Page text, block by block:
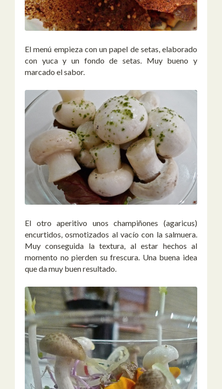
El menú empieza con un papel de setas, elaborado
con yuca y un fondo de setas. Muy bueno y
marcado el sabor.
El otro aperitivo unos champiñones (agaricus)
encurtidos, osmotizados al vacío con la salmuera.
Muy conseguida la textura, al estar hechos al
momento no pierden su frescura. Una buena idea
que da muy buen resultado.